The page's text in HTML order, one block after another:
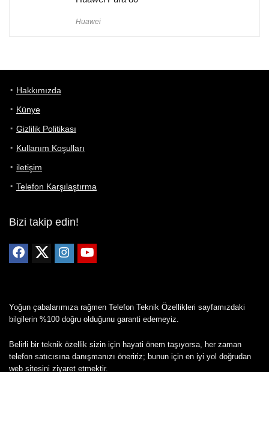
Huawei
Hakkımızda
Künye
Gizlilik Politikası
Kullanım Koşulları
iletişim
Telefon Karşılaştırma
Bizi takip edin!
Yoğun çabalarımıza rağmen Telefon Teknik Özellikleri sayfamızdaki
bilgilerin %100 doğru olduğunu garanti edemeyiz.
Belirli bir teknik özellik sizin için hayati önem taşıyorsa, her zaman
telefon satıcısına danışmanızı öneririz; bunun için en iyi yol doğrudan
web sitesini ziyaret etmektir.